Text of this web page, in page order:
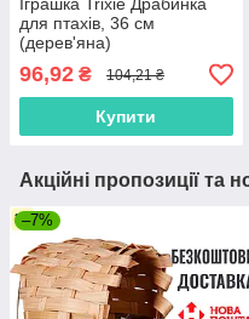
Іграшка Trixie Драбинка
для птахів, 36 см
(дерев'яна)
96,92 ₴ 104,21 ₴
Купити
Акційні пропозиції та
–7%